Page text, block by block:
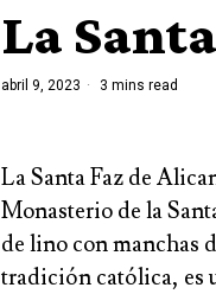
La
abril 9, 2023 3 mins read
La Santa Faz de
Monasterio de la
de lino con manchas
tradición católica, es